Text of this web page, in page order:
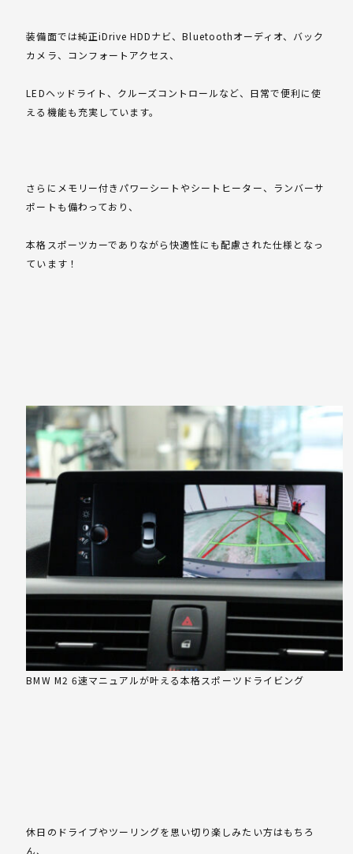
装備面では純正iDrive HDDナビ、Bluetoothオーディオ、バック
カメラ、コンフォートアクセス、
LEDヘッドライト、クルーズコントロールなど、日常で便利に使
える機能も充実しています。
さらにメモリー付きパワーシートやシートヒーター、ランバーサ
ポートも備わっており、
本格スポーツカーでありながら快適性にも配慮された仕様となっ
ています！
BMW M2 6速マニュアルが叶える本格スポーツドライビング
休日のドライブやツーリングを思い切り楽しみたい方はもちろ
ん、